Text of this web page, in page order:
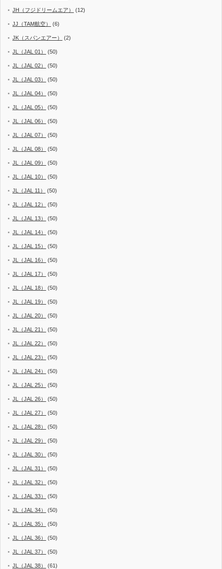
JH（フジドリームエア） (12)
JJ（TAM航空） (6)
JK（スパンエアー） (2)
JL（JAL 01） (50)
JL（JAL 02） (50)
JL（JAL 03） (50)
JL（JAL 04） (50)
JL（JAL 05） (50)
JL（JAL 06） (50)
JL（JAL 07） (50)
JL（JAL 08） (50)
JL（JAL 09） (50)
JL（JAL 10） (50)
JL（JAL 11） (50)
JL（JAL 12） (50)
JL（JAL 13） (50)
JL（JAL 14） (50)
JL（JAL 15） (50)
JL（JAL 16） (50)
JL（JAL 17） (50)
JL（JAL 18） (50)
JL（JAL 19） (50)
JL（JAL 20） (50)
JL（JAL 21） (50)
JL（JAL 22） (50)
JL（JAL 23） (50)
JL（JAL 24） (50)
JL（JAL 25） (50)
JL（JAL 26） (50)
JL（JAL 27） (50)
JL（JAL 28） (50)
JL（JAL 29） (50)
JL（JAL 30） (50)
JL（JAL 31） (50)
JL（JAL 32） (50)
JL（JAL 33） (50)
JL（JAL 34） (50)
JL（JAL 35） (50)
JL（JAL 36） (50)
JL（JAL 37） (50)
JL（JAL 38） (61)